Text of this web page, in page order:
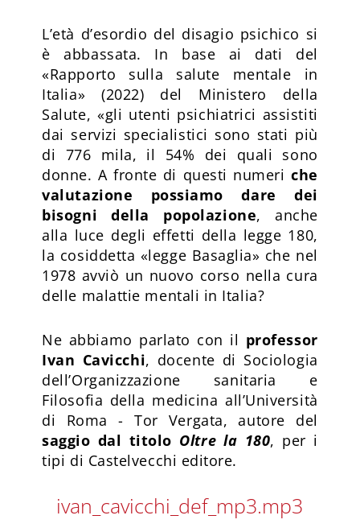
L’età d’esordio del disagio psichico si
è abbassata. In base ai dati del
«Rapporto sulla salute mentale in
Italia» (2022) del Ministero della
Salute, «gli utenti psichiatrici assistiti
dai servizi specialistici sono stati più
di 776 mila, il 54% dei quali sono
donne. A fronte di questi numeriche
valutazione possiamo dare dei
bisogni della popolazione, anche
alla luce degli effetti della legge 180,
la cosiddetta «legge Basaglia» che nel
1978 avviò un nuovo corso nella cura
delle malattie mentali in Italia?
Ne abbiamo parlato con il professor
Ivan Cavicchi, docente di Sociologia
dell’Organizzazione sanitaria e
Filosofia della medicina all’Università
di Roma - Tor Vergata, autore del
saggio dal titolo Oltre la 180, per i
tipi di Castelvecchi editore.
ivan_cavicchi_def_mp3.mp3